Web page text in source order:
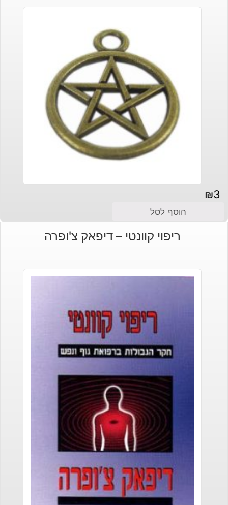
₪3
הוסף לסל
ריפוי קוונטי – דיפאק צ'ופרה